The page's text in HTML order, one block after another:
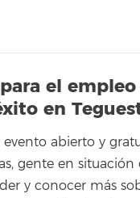
el
en
abierto y
gente en
y conocer más